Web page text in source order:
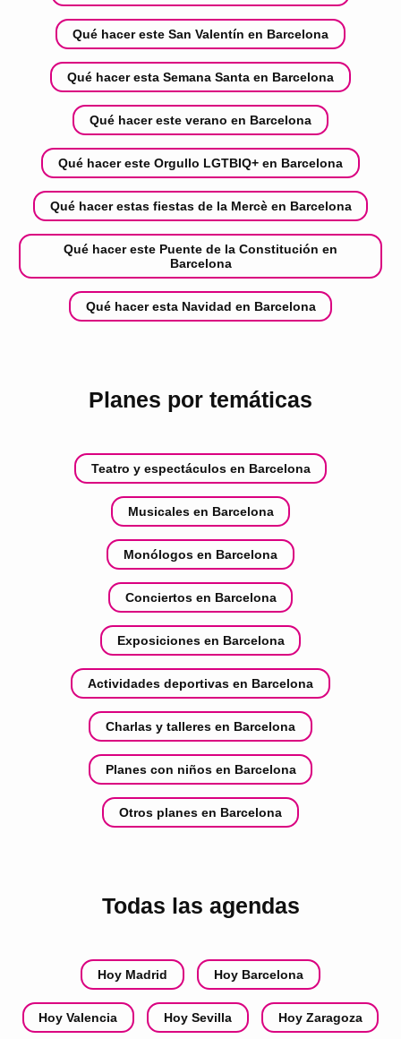
Qué hacer este San Valentín en Barcelona
Qué hacer esta Semana Santa en Barcelona
Qué hacer este verano en Barcelona
Qué hacer este Orgullo LGTBIQ+ en Barcelona
Qué hacer estas fiestas de la Mercè en Barcelona
Qué hacer este Puente de la Constitución en
Barcelona
Qué hacer esta Navidad en Barcelona
Planes por temáticas
Teatro y espectáculos en Barcelona
Musicales en Barcelona
Monólogos en Barcelona
Conciertos en Barcelona
Exposiciones en Barcelona
Actividades deportivas en Barcelona
Charlas y talleres en Barcelona
Planes con niños en Barcelona
Otros planes en Barcelona
Todas las agendas
Hoy Madrid Hoy Barcelona
Hoy Valencia Hoy Sevilla Hoy Zaragoza